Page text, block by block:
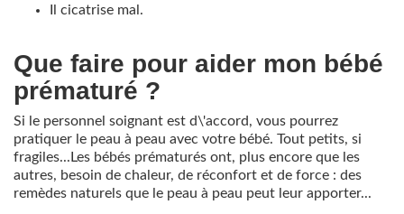
Il cicatrise mal.
Que faire pour aider mon bébé
prématuré ?
Si le personnel soignant est d\'accord, vous pourrez
pratiquer le peau à peau avec votre bébé. Tout petits, si
fragiles...Les bébés prématurés ont, plus encore que les
autres, besoin de chaleur, de réconfort et de force : des
remèdes naturels que le peau à peau peut leur apporter...